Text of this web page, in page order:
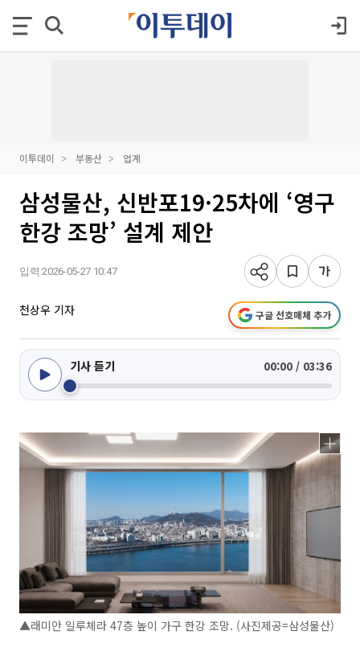
이투데이 부동산 업계
삼성물산, 신반포19·25차에 ‘영구
한강 조망’ 설계 제안
입력 2026-05-27 10:47
천상우 기자 구글 선호매체 추가
기사 듣기 00:00 / 03:36
▲래미안 일루체라 47층 높이 가구 한강 조망. (사진제공=삼성물산)